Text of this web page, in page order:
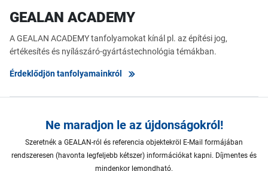
GEALAN ACADEMY
A GEALAN ACADEMY tanfolyamokat kínál pl. az építési jog,
értékesítés és nyílászáró-gyártástechnológia témákban.
Érdeklődjön tanfolyamainkról
Ne maradjon le az újdonságokról!
Szeretnék a GEALAN-ról és referencia objektekröl E-Mail formájában
rendszeresen (havonta legfeljebb kétszer) információkat kapni. Díjmentes és
mindenkor lemondható.